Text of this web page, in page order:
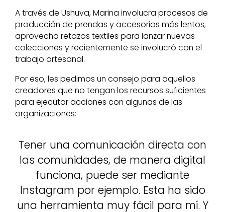
A través de Ushuva, Marina involucra procesos de
producción de prendas y accesorios más lentos,
aprovecha retazos textiles para lanzar nuevas
colecciones y recientemente se involucró con el
trabajo artesanal.
Por eso, les pedimos un consejo para aquellos
creadores que no tengan los recursos suficientes
para ejecutar acciones con algunas de las
organizaciones:
Tener una comunicación directa con
las comunidades, de manera digital
funciona, puede ser mediante
Instagram por ejemplo. Esta ha sido
una herramienta muy fácil para mí. Y